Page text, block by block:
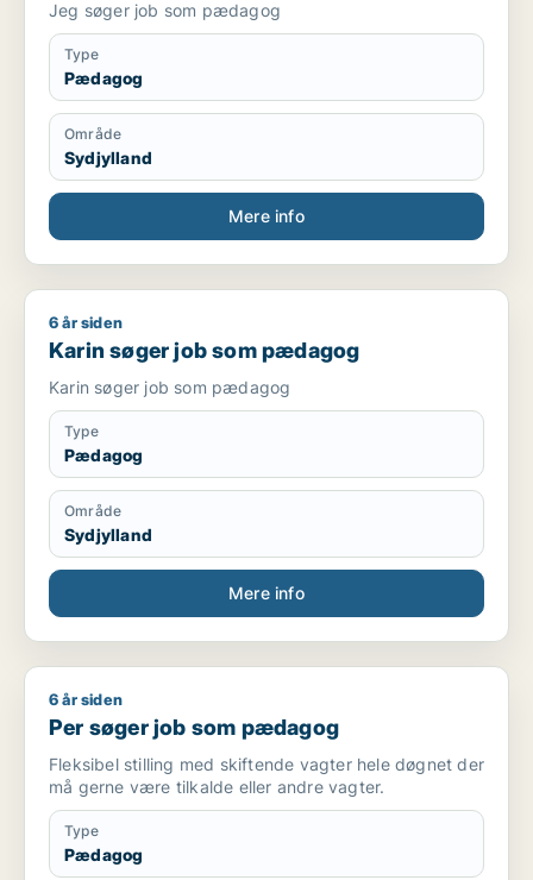
Jeg søger job som pædagog
Type
Pædagog
Område
Sydjylland
Mere info
Karin søger job som pædagog
6 år siden
Karin søger job som pædagog
Karin søger job som pædagog
Type
Pædagog
Område
Sydjylland
Mere info
Per søger job som pædagog
6 år siden
Per søger job som pædagog
Fleksibel stilling med skiftende vagter hele døgnet der
må gerne være tilkalde eller andre vagter.
Type
Pædagog